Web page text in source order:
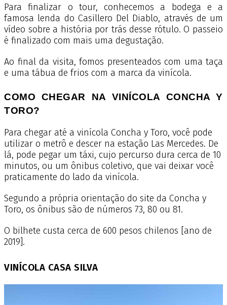
Para finalizar o tour, conhecemos a bodega e a
famosa lenda do Casillero Del Diablo, através de um
vídeo sobre a história por trás desse rótulo. O passeio
é finalizado com mais uma degustação.
Ao final da visita, fomos presenteados com uma taça
e uma tábua de frios com a marca da vinícola.
COMO CHEGAR NA VINÍCOLA CONCHA Y
TORO?
Para chegar até a vinícola Concha y Toro, você pode
utilizar o metrô e descer na estação Las Mercedes. De
lá, pode pegar um táxi, cujo percurso dura cerca de 10
minutos, ou um ônibus coletivo, que vai deixar você
praticamente do lado da vinícola.
Segundo a própria orientação do site da Concha y
Toro, os ônibus são de números 73, 80 ou 81.
O bilhete custa cerca de 600 pesos chilenos [ano de
2019].
VINÍCOLA CASA SILVA